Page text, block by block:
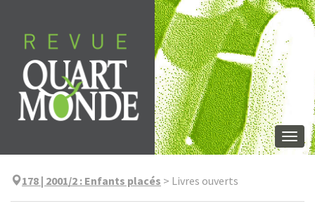
contenu
178 | 2001/2 : Enfants placés > Livres ouverts